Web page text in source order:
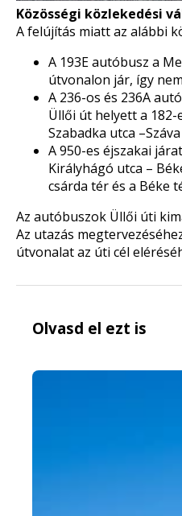
Közösségi közlekedési
A felújítás miatt az alábbi
A 193E autóbusz a
útvonalon jár, így
A 236-os és 236A
Üllői út helyett a 182-
Szabadka utca
A 950-es éjszakai
Királyhágó utca –
csárda tér és a Béke
Az autóbuszok Üllői úti
Az utazás
útvonalat az úti cél
Olvasd el ezt is